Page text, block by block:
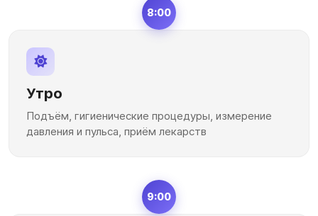
8:00
Утро
Подъём, гигиенические процедуры, измерение
давления и пульса, приём лекарств
9:00